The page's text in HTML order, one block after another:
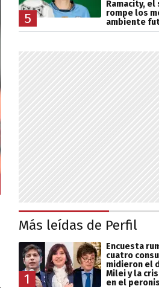
5
Ramacity,
rompe los
ambiente
Más leídas de Perfil
1
Encuesta
cuatro
midieron el
Milei y la
en el